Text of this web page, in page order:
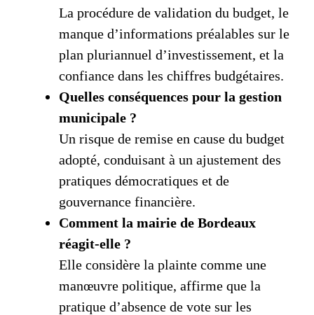
La procédure de validation du budget, le
manque d’informations préalables sur le
plan pluriannuel d’investissement, et la
confiance dans les chiffres budgétaires.
Quelles conséquences pour la gestion
municipale ?
Un risque de remise en cause du budget
adopté, conduisant à un ajustement des
pratiques démocratiques et de
gouvernance financière.
Comment la mairie de Bordeaux
réagit-elle ?
Elle considère la plainte comme une
manœuvre politique, affirme que la
pratique d’absence de vote sur les